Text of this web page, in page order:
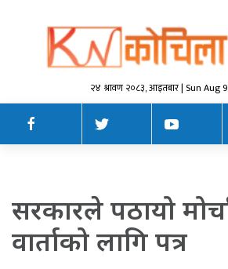
२४ श्रावण २०८३, आइतबार | Sun Aug
सरकारले पठायो
वार्ताको लागि पत्र